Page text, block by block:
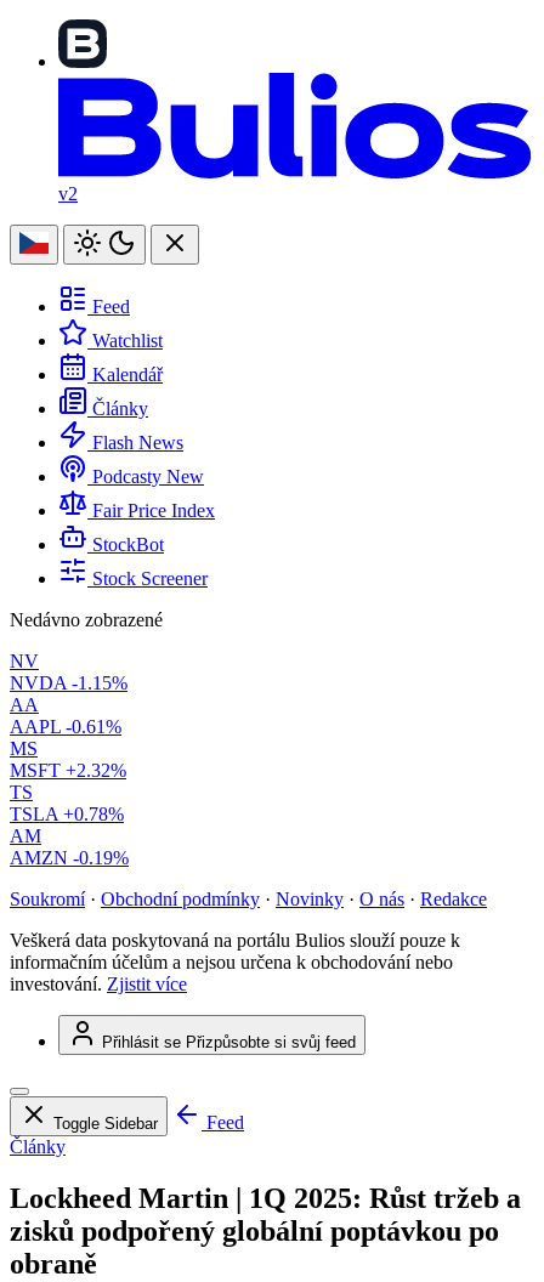
v2
Feed
Watchlist
Kalendář
Články
Flash News
Podcasty New
Fair Price Index
StockBot
Stock Screener
Nedávno zobrazené
NV
NVDA -1.15%
AA
AAPL -0.61%
MS
MSFT +2.32%
TS
TSLA +0.78%
AM
AMZN -0.19%
Soukromí · Obchodní podmínky · Novinky · O nás · Redakce
Veškerá data poskytovaná na portálu Bulios slouží pouze k
informačním účelům a nejsou určena k obchodování nebo
investování. Zjistit více
Přihlásit se Přizpůsobte si svůj feed
Toggle Sidebar
Feed
Články
Lockheed Martin | 1Q 2025: Růst tržeb a
zisků podpořený globální poptávkou po
obraně